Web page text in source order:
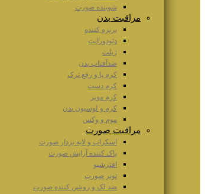
شوینده صورت
مراقبت بدن
برنزه کننده
دئودورانت
ژیلت
ضدآفتاب بدن
کرم پا و رفع ترک
کرم دست
کرم موبر
کرم و لوسیون بدن
موم و وکس
مراقبت صورت
اسکراب و لایه بردار صورت
پاک کننده آرایش صورت
افترشیو
تونر صورت
ضد لک و روشن کننده صورت